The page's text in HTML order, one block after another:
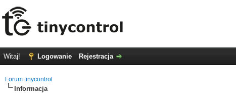
Witaj! Logowanie Rejestracja
Forum tinycontrol
Informacja